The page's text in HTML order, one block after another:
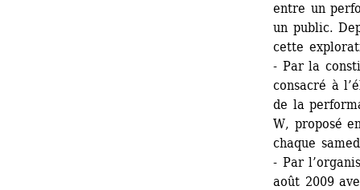
entre un
un public.
cette
- Par la
consacré à
de la
W, proposé
chaque
- Par
août 2009